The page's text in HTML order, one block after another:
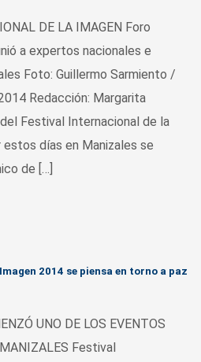
DE LA IMAGEN Foro
a expertos nacionales e
Foto: Guillermo Sarmiento /
Redacción: Margarita
Festival Internacional de la
estos días en Manizales se
de […]
2014 se piensa en torno a paz
UNO DE LOS EVENTOS
Festival